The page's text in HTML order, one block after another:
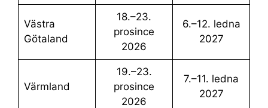
Västra
Götaland
18.–23.
prosince
2026
6.–12. ledna
2027
Värmland
19.–23.
prosince
2026
7.–11. ledna
2027